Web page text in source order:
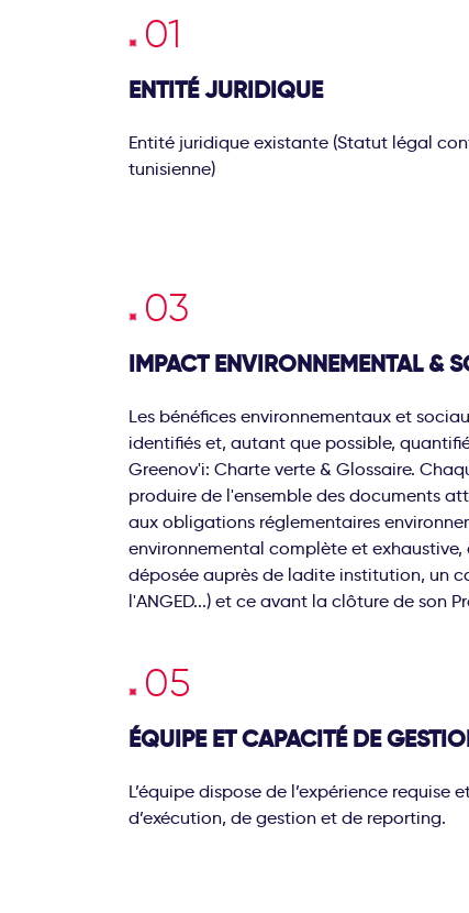
ENTITÉ JURIDIQUE
Entité juridique existante (Statut légal
tunisienne)
IMPACT ENVIRONNEMENTAL &
Les bénéfices environnementaux et
identifiés et, autant que possible,
Greenov'i: Charte verte & Glossaire.
produire de l'ensemble des documents
aux obligations réglementaires
environnemental complète et exhaustive,
déposée auprès de ladite institution, un
l'ANGED...) et ce avant la clôture de son
ÉQUIPE ET CAPACITÉ DE
L’équipe dispose de l’expérience requise
d’exécution, de gestion et de reporting.